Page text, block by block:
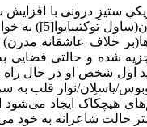
ستیزِ درونی با
حتی
خلاف عاشقانه
شده و حالتی
اول شخص او در حال
یاسلِان/نوار قلب
فیلم‌های هیچکاک ایجاد
حالت شاعرانه به خود